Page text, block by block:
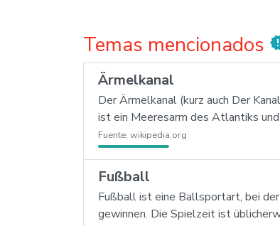
Temas mencionados
Ärmelkanal
Der Ärmelkanal (kurz auch Der
ist ein Meeresarm des Atlantiks
Fuente: wikipedia.org
Fußball
Fußball ist eine Ballsportart, bei
gewinnen. Die Spielzeit ist